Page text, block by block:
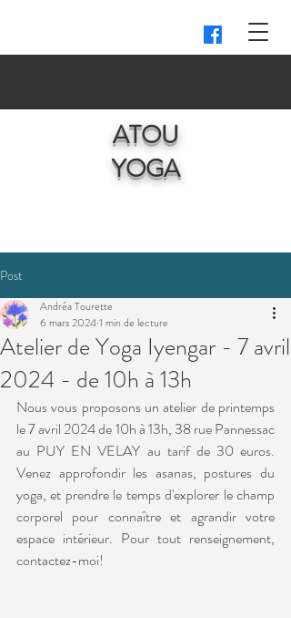
ATOU
YOGA
Post
Atelier de Yoga Iyengar - 7 avril
2024 - de 10h à 13h
Andréa Tourette
6 mars 20241 min de lecture
Nous vous proposons un atelier de printemps
le 7 avril 2024 de 10h à 13h, 38 rue Pannessac
au PUY EN VELAY au tarif de 30 euros.
Venez approfondir les asanas, postures du
yoga, et prendre le temps d'explorer le champ
corporel pour connaître et agrandir votre
espace intérieur. Pour tout renseignement,
contactez-moi!